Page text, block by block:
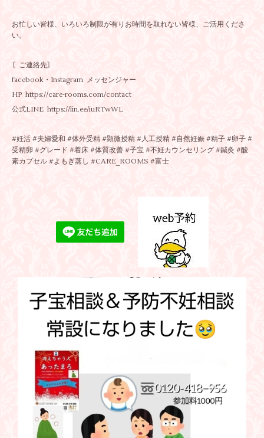
お忙しい皆様、いろいろ制限が有りお時間を取れない皆様、ご活用くださ
い。
〘ご連絡先〙
facebook・Instagram メッセンジャー
HP https://care-rooms.com/contact
公式LINE https://lin.ee/iuRTwWL
#妊活 #夫婦愛和 #体外受精 #顕微授精 #人工授精 #自然妊娠 #精子 #卵子 #
受精卵 #グレード #着床 #体質改善 #子宝 #不妊カウンセリング #鍼灸 #酸
素カプセル #よもぎ蒸し #CARE_ROOMS #富士